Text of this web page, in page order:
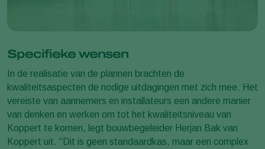
Specifieke wensen
In de realisatie van de plannen brachten de
kwaliteitsaspecten de nodige uitdagingen met zich mee. Het
vereiste van aannemers en installateurs een andere manier
van denken en werken om tot het kwaliteitsniveau van
Koppert te komen, legt bouwbegeleider Herjan Bak van
Koppert uit. “Dit is geen standaardkas, maar een complex